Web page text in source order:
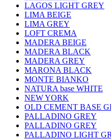
LAGOS LIGHT GREY
LIMA BEIGE
LIMA GREY
LOFT CREMA
MADERA BEIGE
MADERA BLACK
MADERA GREY
MARONA BLACK
MONTE BIANKO
NATURA base WHITE
NEW YORK
OLD CEMENT BASE
PALLADINO GREY
PALLADINO GREY
PALLADINO LIGHT